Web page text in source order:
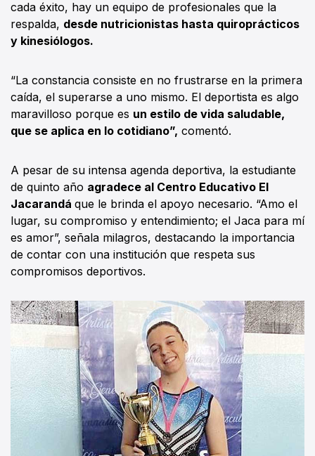
cada éxito, hay un equipo de profesionales que la
respalda, desde nutricionistas hasta quiroprácticos
y kinesiólogos.
“La constancia consiste en no frustrarse en la primera
caída, el superarse a uno mismo. El deportista es algo
maravilloso porque es un estilo de vida saludable,
que se aplica en lo cotidiano”, comentó.
A pesar de su intensa agenda deportiva, la estudiante
de quinto año agradece al Centro Educativo El
Jacarandá que le brinda el apoyo necesario. “Amo el
lugar, su compromiso y entendimiento; el Jaca para mí
es amor”, señala milagros, destacando la importancia
de contar con una institución que respeta sus
compromisos deportivos.